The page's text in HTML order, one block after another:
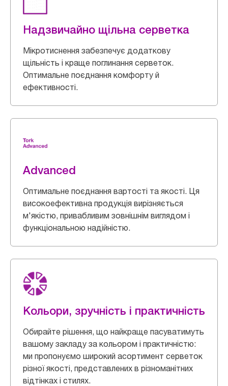
Надзвичайно щільна серветка
Мікротиснення забезпечує додаткову
щільність і краще поглинання серветок.
Оптимальне поєднання комфорту й
ефективності.
Advanced
Оптимальне поєднання вартості та якості. Ця
високоефективна продукція вирізняється
м'якістю, привабливим зовнішнім виглядом і
функціональною надійністю.
Кольори, зручність і практичність
Обирайте рішення, що найкраще пасуватимуть
вашому закладу за кольором і практичністю:
ми пропонуємо широкий асортимент серветок
різної якості, представлених в різноманітних
відтінках і стилях.